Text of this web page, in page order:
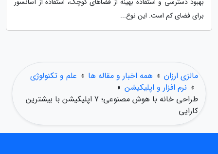
برای فضای کم است. این نوع...
مالزی ارزان » همه اخبار و مقاله ها » علم و تکنولوژی
» نرم افزار و اپلیکیشن »
طراحی خانه با هوش مصنوعی؛ 7 اپلیکیشن با بیشترین
کارایی